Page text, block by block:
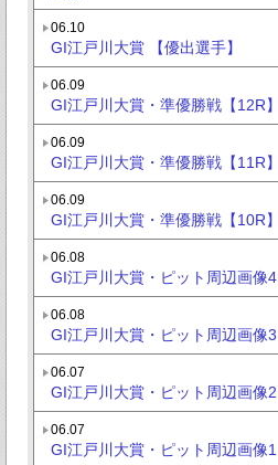
06.10
GI江戸川大賞 【優出選手】
06.09
GI江戸川大賞・準優勝戦【12R】
06.09
GI江戸川大賞・準優勝戦【11R】
06.09
GI江戸川大賞・準優勝戦【10R】
06.08
GI江戸川大賞・ピット周辺画像4
06.08
GI江戸川大賞・ピット周辺画像3
06.07
GI江戸川大賞・ピット周辺画像2
06.07
GI江戸川大賞・ピット周辺画像1